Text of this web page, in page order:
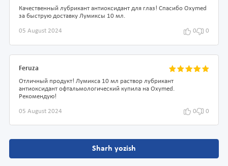
Качественный лубрикант антиоксидант для глаз! Спасибо Oxymed
за быструю доставку Лумиксы 10 мл.
05 August 2024 0 0
Feruza
Отличный продукт! Лумикса 10 мл раствор лубрикант
антиоксидант офтальмологический купила на Oxymed.
Рекомендую!
05 August 2024 0 0
Sharh yozish